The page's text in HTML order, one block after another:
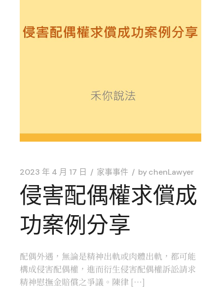
2023 年 4 月 17 日 家事事件 bychenLawyer
侵害配偶權求償成
功案例分享
配偶外遇，無論是精神出軌或肉體出軌，都可能
構成侵害配偶權，進而衍生侵害配偶權訴訟請求
精神慰撫金賠償之爭議。陳律 […]